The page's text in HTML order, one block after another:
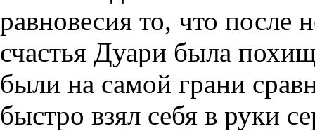
равновесия то, что после
счастья Дуари была
были на самой грани
быстро взял себя в руки